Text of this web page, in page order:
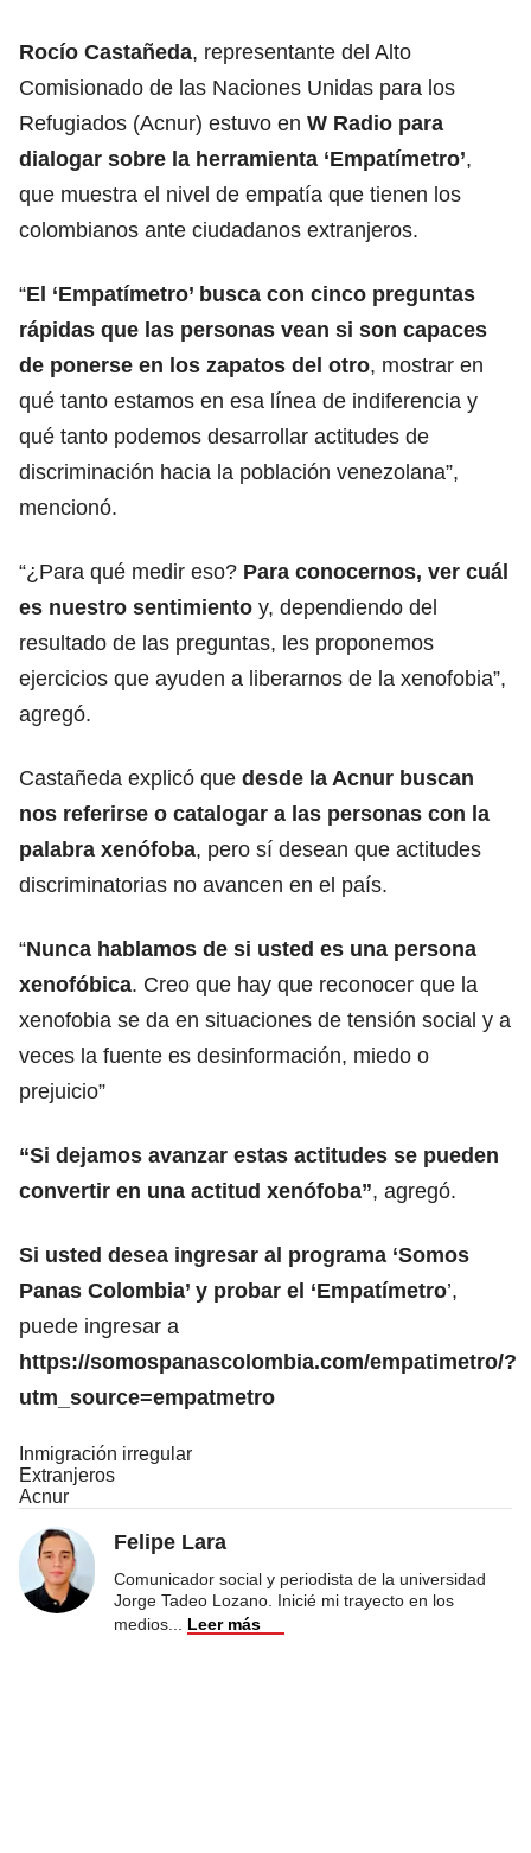
Rocío Castañeda, representante del Alto
Comisionado de las Naciones Unidas para los
Refugiados (Acnur) estuvo en W Radio para
dialogar sobre la herramienta ‘Empatímetro’,
que muestra el nivel de empatía que tienen los
colombianos ante ciudadanos extranjeros.
“El ‘Empatímetro’ busca con cinco preguntas
rápidas que las personas vean si son capaces
de ponerse en los zapatos del otro, mostrar en
qué tanto estamos en esa línea de indiferencia y
qué tanto podemos desarrollar actitudes de
discriminación hacia la población venezolana”,
mencionó.
“¿Para qué medir eso? Para conocernos, ver cuál
es nuestro sentimiento y, dependiendo del
resultado de las preguntas, les proponemos
ejercicios que ayuden a liberarnos de la xenofobia”,
agregó.
Castañeda explicó que desde la Acnur buscan
nos referirse o catalogar a las personas con la
palabra xenófoba, pero sí desean que actitudes
discriminatorias no avancen en el país.
“Nunca hablamos de si usted es una persona
xenofóbica. Creo que hay que reconocer que la
xenofobia se da en situaciones de tensión social y a
veces la fuente es desinformación, miedo o
prejuicio”
“Si dejamos avanzar estas actitudes se pueden
convertir en una actitud xenófoba”, agregó.
Si usted desea ingresar al programa ‘Somos
Panas Colombia’ y probar el ‘Empatímetro’,
puede ingresar a
https://somospanascolombia.com/empatimetro/?
utm_source=empatmetro
Inmigración irregular
Extranjeros
Acnur
Felipe Lara
Comunicador social y periodista de la universidad
Jorge Tadeo Lozano. Inicié mi trayecto en los
medios
Leer más